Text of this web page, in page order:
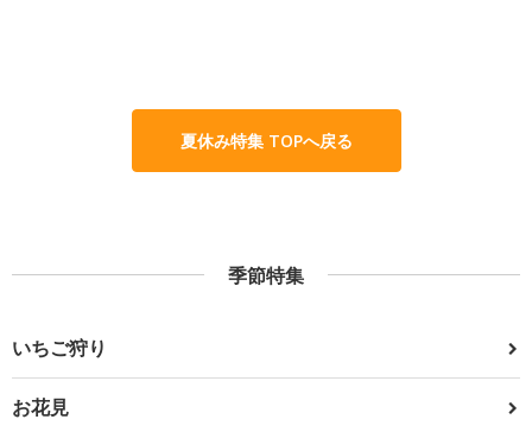
夏休み特集 TOPへ戻る
季節特集
いちご狩り
お花見